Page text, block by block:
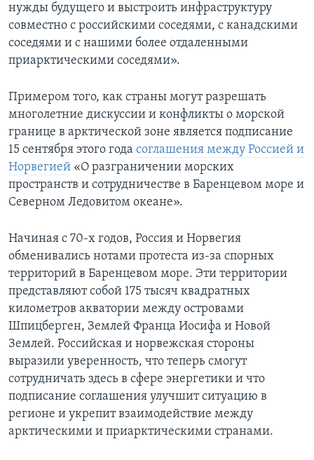
нужды будущего и выстроить инфраструктуру
совместно с российскими соседями, с канадскими
соседями и с нашими более отдаленными
приарктическими соседями».
Примером того, как страны могут разрешать
многолетние дискуссии и конфликты о морской
границе в арктической зоне является подписание
15 сентября этого года соглашения между Россией и
Норвегией «О разграничении морских
пространств и сотрудничестве в Баренцевом море и
Северном Ледовитом океане».
Начиная с 70-х годов, Россия и Норвегия
обменивались нотами протеста из-за спорных
территорий в Баренцевом море. Эти территории
представляют собой 175 тысяч квадратных
километров акватории между островами
Шпицберген, Землей Франца Иосифа и Новой
Землей. Российская и норвежская стороны
выразили уверенность, что теперь смогут
сотрудничать здесь в сфере энергетики и что
подписание соглашения улучшит ситуацию в
регионе и укрепит взаимодействие между
арктическими и приарктическими странами.